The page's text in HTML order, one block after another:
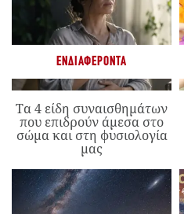
ΕΝΔΙΑΦΈΡΟΝΤΑ
Τα 4 είδη συναισθημάτων
που επιδρούν άμεσα στο
σώμα και στη φυσιολογία
μας